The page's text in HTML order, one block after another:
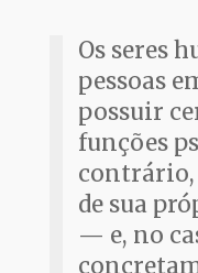
Os seres
pessoas
possuir
funções
contrário,
de sua
— e, no